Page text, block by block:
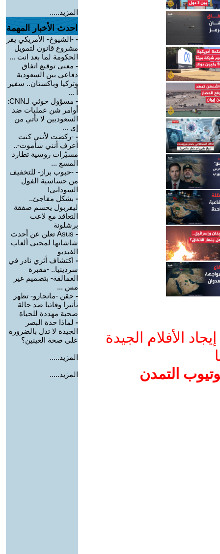
الأفلام الجيدة
التمدن
المزيد.....
احدث الأخبار المهمة
- -الشيوخ- الأمريكي يقر
مشروع قانون لتمويل
الحكومة لما بعد انت ...
- معنى توقيع اتفاق
دفاعي بين السعودية
وتركيا وباكستان.. سفير
أ ...
-
مسؤول حوثي لـCNN:
أوامر شن عمليات ضد
السعوديين لا تأتي من
إي ...
- -ركضت لأنني كنت
أعرف أنني سأموت-..
مسيّرات روسية تطارد
المسع ...
- -حبوب براز- للتخفيف
من حساسية الفول
السوداني!
- بشكل مفاجئ..
ليفربول يحسم صفقة
التعاقد مع لاعب
برشلونة
-
Asus تعلن عن أحدث
شاشاتها لمحبي ألعاب
الفيديو
- اكتشاف أثري نادر في
سردينيا.. -مقبرة
العمالقة- بتصميم غير
مس ...
- حقن -مانجارو- تظهر
تأثيرا وقائيا ضد حالة
صحية مهددة للحياة
- لماذا حدة البصر
الجيدة لا تدل بالضرورة
على صحة العينين؟
المزيد.....
المزيد.....